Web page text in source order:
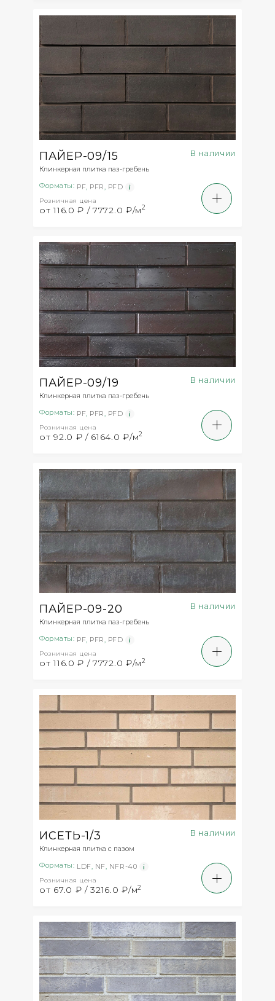
ПАЙЕР-09/15
Клинкерная плитка паз-гребень
В наличии
Форматы: PF PFR PFD
Розничная цена
от 116.0 ₽ / 7772.0 ₽/м2
ПАЙЕР-09/19
Клинкерная плитка паз-гребень
В наличии
Форматы: PF PFR PFD
Розничная цена
от 92.0 ₽ / 6164.0 ₽/м2
ПАЙЕР-09-20
Клинкерная плитка паз-гребень
В наличии
Форматы: PF, PFR, PFD
Розничная цена
от 116.0 ₽ / 7772.0 ₽/м2
ИСЕТЬ-1/3
Клинкерная плитка с пазом
В наличии
Форматы: LDF, NF, NFR-40
Розничная цена
от 67.0 ₽ / 3216.0 ₽/м2